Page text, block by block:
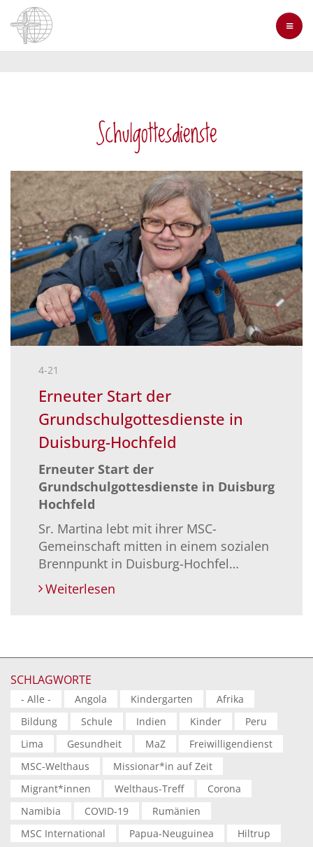
Direkt
zum
Inhalt
Schulgottesdienste
4-21
Erneuter Start der
Grundschulgottesdienste in
Duisburg-Hochfeld
Erneuter Start der
Grundschulgottesdienste in Duisburg
Hochfeld
Sr. Martina lebt mit ihrer MSC-
Gemeinschaft mitten in einem sozialen
Brennpunkt in Duisburg-Hochfel…
Weiterlesen
SCHLAGWORTE
- Alle - Angola Kindergarten
Afrika
Bildung
Schule Indien Kinder
Peru
Lima
Gesundheit MaZ
Freiwilligendienst
MSC-Welthaus
Missionar*in auf Zeit
Migrant*innen
Welthaus-Treff
Corona
Namibia
COVID-19
Rumänien
MSC International
Papua-Neuguinea
Hiltrup